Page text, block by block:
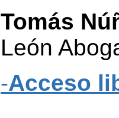
Tomás
León
-Acceso